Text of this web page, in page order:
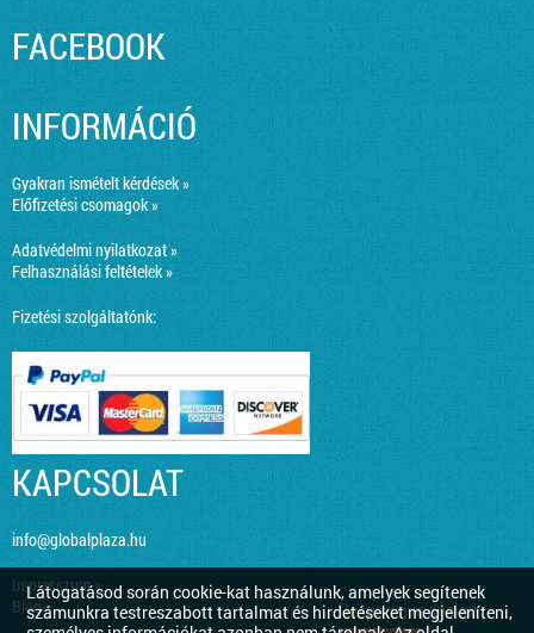
Látogatásod során cookie-kat használunk, amelyek segítenek
számunkra testreszabott tartalmat és hirdetéseket megjeleníteni,
FACEBOOK
INFORMÁCIÓ
Gyakran ismételt kérdések »
Előfizetési csomagok »
Adatvédelmi nyilatkozat »
Felhasználási feltételek »
Fizetési szolgáltatónk:
KAPCSOLAT
info@globalplaza.hu
Impresszum »
Blog »
Responsive design